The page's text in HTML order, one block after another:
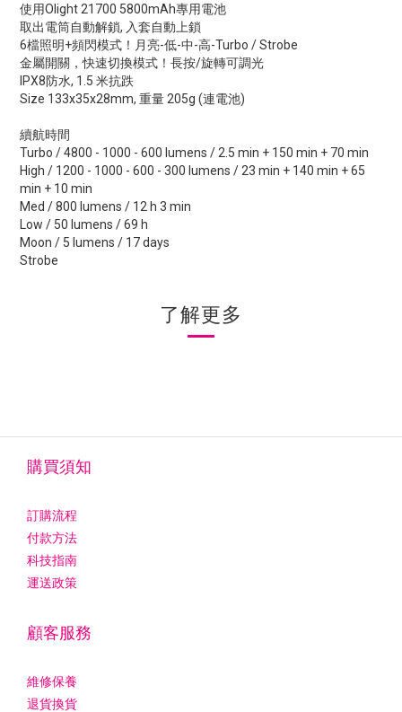
使用Olight 21700 5800mAh專用電池
取出電筒自動解鎖, 入套自動上鎖
6檔照明+頻閃模式！月亮-低-中-高-Turbo / Strobe
金屬開關，快速切換模式！長按/旋轉可調光
IPX8防水, 1.5 米抗跌
Size 133x35x28mm, 重量 205g (連電池)
續航時間
Turbo / 4800 - 1000 - 600 lumens / 2.5 min + 150 min + 70 min
High / 1200 - 1000 - 600 - 300 lumens / 23 min + 140 min + 65
min + 10 min
Med / 800 lumens / 12 h 3 min
Low / 50 lumens / 69 h
Moon / 5 lumens / 17 days
Strobe
了解更多
購買須知
訂購流程
付款方法
科技指南
運送政策
顧客服務
維修保養
退貨換貨